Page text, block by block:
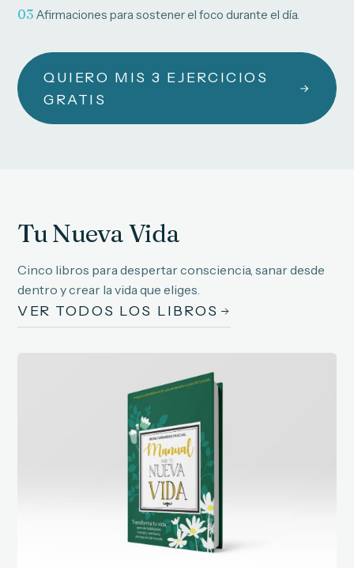
03 Afirmaciones para sostener el foco durante el día.
QUIERO MIS 3 EJERCICIOS
GRATIS
Tu Nueva Vida
Cinco libros para despertar consciencia, sanar desde
dentro y crear la vida que eliges.
VER TODOS LOS LIBROS